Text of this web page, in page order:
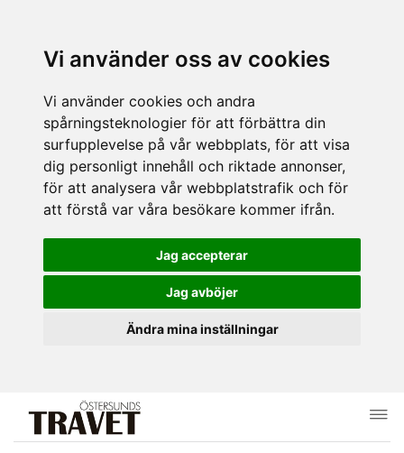
Vi använder oss av cookies
Vi använder cookies och andra
spårningsteknologier för att förbättra din
surfupplevelse på vår webbplats, för att visa
dig personligt innehåll och riktade annonser,
för att analysera vår webbplatstrafik och för
att förstå var våra besökare kommer ifrån.
Jag accepterar
Jag avböjer
Ändra mina inställningar